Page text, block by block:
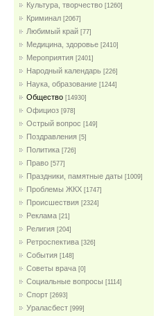
Культура, творчество [1260]
Криминал [2067]
Любимый край [77]
Медицина, здоровье [2410]
Мероприятия [2401]
Народный календарь [226]
Наука, образование [1244]
Общество [14930]
Официоз [978]
Острый вопрос [149]
Поздравления [5]
Политика [726]
Право [577]
Праздники, памятные даты [1009]
Проблемы ЖКХ [1747]
Проиcшествия [2324]
Реклама [21]
Религия [204]
Ретроспектива [326]
События [148]
Советы врача [0]
Социальные вопросы [1114]
Спорт [2693]
Ураласбест [999]